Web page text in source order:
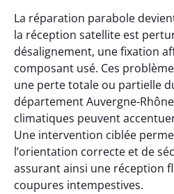
La réparation parabole
la réception satellite est
désalignement, une fixation
composant usé. Ces
une perte totale ou partielle
département Auvergne-
climatiques peuvent
Une intervention ciblée
l’orientation correcte et de
assurant ainsi une réception
coupures intempestives.